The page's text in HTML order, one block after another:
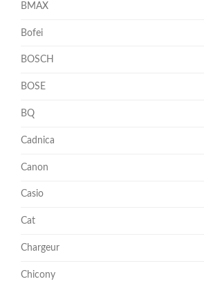
BMAX
Bofei
BOSCH
BOSE
BQ
Cadnica
Canon
Casio
Cat
Chargeur
Chicony